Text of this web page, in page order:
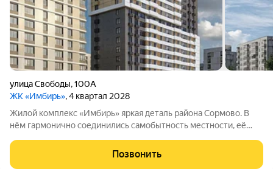
улица Свободы,100А
ЖК «Имбирь», 4 квартал 2028
Жилой комплекс «Имбирь» яркая деталь района Сормово. В
нём гармонично соединились самобытность местности, её
необходимое находится поблизости: транспортные маршруты,
магазины, образовательные учреждения
Позвонить